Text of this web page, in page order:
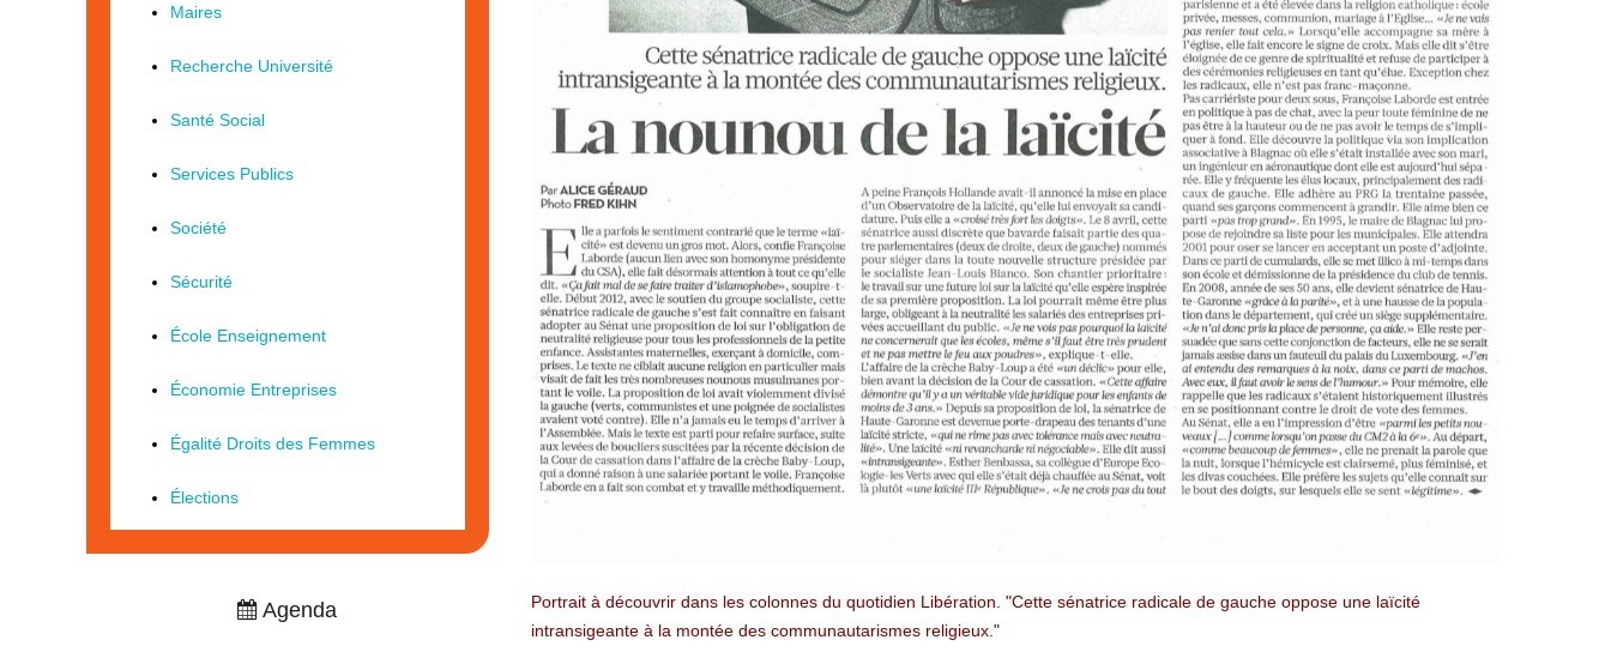
Portraità découvrir dans les colonnes du quotidien Libération. "Cette sénatrice radicale de gauche oppose une laïcité
intransigeante à la montée des communautarismes religieux."
Maires
Recherche Université
Santé Social
Services Publics
Société
Sécurité
École Enseignement
Économie Entreprises
Égalité Droits des Femmes
Élections
Agenda